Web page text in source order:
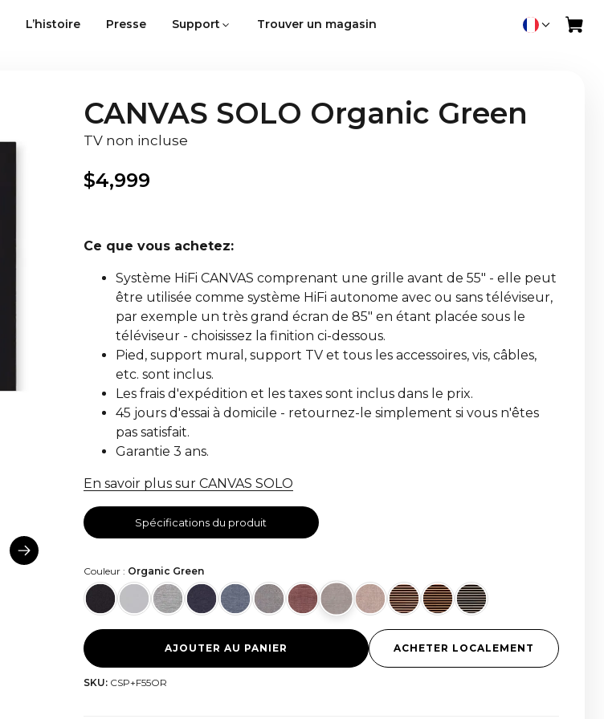
L’histoire Presse Support Trouver un magasin
CANVAS SOLO Organic Green
TV non incluse
$4,999
Ce que vous achetez:
Système HiFi CANVAS comprenant une grille avant de 55" - elle peut
être utilisée comme système HiFi autonome avec ou sans téléviseur,
par exemple un très grand écran de 85" en étant placée sous le
téléviseur - choisissez la finition ci-dessous.
Pied, support mural, support TV et tous les accessoires, vis, câbles,
etc. sont inclus.
Les frais d'expédition et les taxes sont inclus dans le prix.
45 jours d'essai à domicile - retournez-le simplement si vous n'êtes
pas satisfait.
Garantie 3 ans.
En savoir plus sur CANVAS SOLO
Spécifications du produit
Couleur : Organic Green
AJOUTER AU PANIER ACHETER LOCALEMENT
SKU: CSP+F55OR